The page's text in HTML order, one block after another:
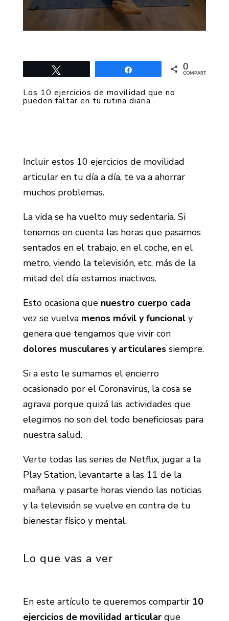
Compartir 0
COMPARTIR
Los 10 ejercicios de movilidad que no
pueden faltar en tu rutina diaria
Incluir estos 10 ejercicios de movilidad
articular en tu día a día, te va a ahorrar
muchos problemas.
La vida se ha vuelto muy sedentaria. Si
tenemos en cuenta las horas que pasamos
sentados en el trabajo, en el coche, en el
metro, viendo la televisión, etc, más de la
mitad del día estamos inactivos.
Esto ocasiona que nuestro cuerpo cada
vez se vuelva menos móvil y funcionaly
genera que tengamos que vivir con
dolores musculares y articularessiempre.
Si a esto le sumamos el encierro
ocasionado por el Coronavirus, la cosa se
agrava porque quizá las actividades que
elegimos no son del todo beneficiosas para
nuestra salud.
Verte todas las series de Netflix, jugar a la
Play Station, levantarte a las 11 de la
mañana, y pasarte horas viendo las noticias
y la televisión se vuelve en contra de tu
bienestar físico y mental.
Lo que vas a ver
En este artículo te queremos compartir 10
ejercicios de movilidad articularque